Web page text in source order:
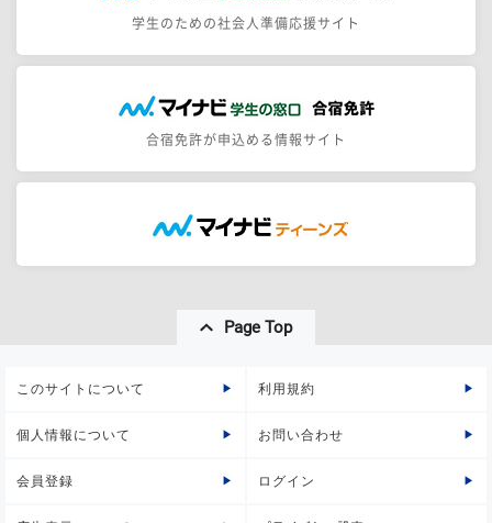
学生のための社会人準備応援サイト
合宿免許が申込める情報サイト
Page Top
このサイトについて 利用規約
個人情報について お問い合わせ
会員登録 ログイン